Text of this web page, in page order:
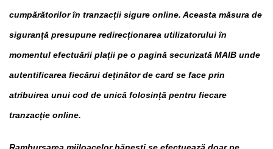
cumpărătorilor în tranzacții sigure online. Aceasta măsura de
siguranță presupune redirecționarea utilizatorului în
momentul efectuării plații pe o pagină securizată MAIB unde
autentificarea fiecărui deținător de card se face prin
atribuirea unui cod de unică folosință pentru fiecare
tranzacție online.
Rambursarea mijloacelor bănești se efectuează doar pe